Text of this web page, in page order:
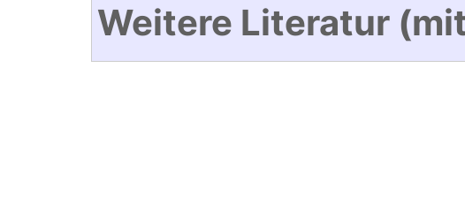
Weitere Literatur